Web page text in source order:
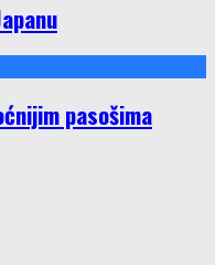
pasošima